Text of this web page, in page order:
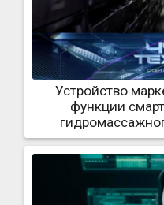
Устройство
функции